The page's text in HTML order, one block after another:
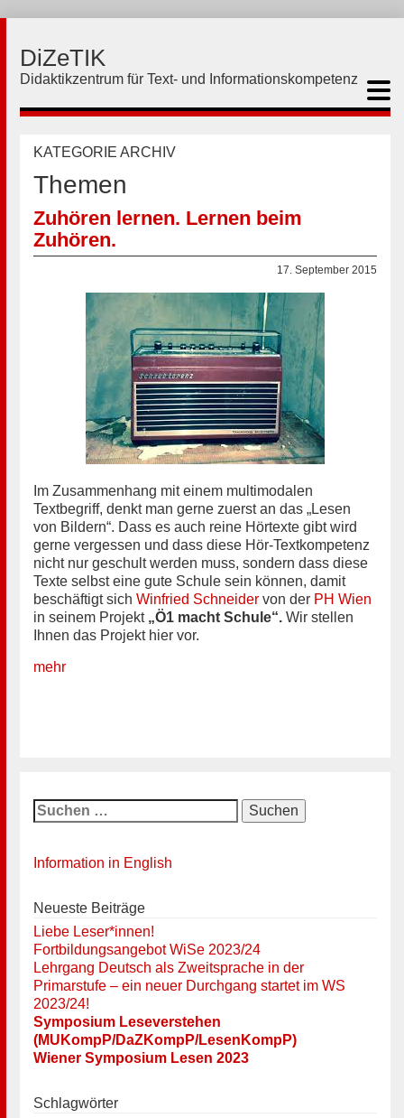
DiZeTIK
Didaktikzentrum für Text- und Informationskompetenz
KATEGORIE ARCHIV
Themen
Zuhören lernen. Lernen beim
Zuhören.
17. September 2015
Im Zusammenhang mit einem multimodalen
Textbegriff, denkt man gerne zuerst an das „Lesen
von Bildern“. Dass es auch reine Hörtexte gibt wird
gerne vergessen und dass diese Hör-Textkompetenz
nicht nur geschult werden muss, sondern dass diese
Texte selbst eine gute Schule sein können, damit
beschäftigt sich Winfried Schneider von der PH Wien
in seinem Projekt „Ö1 macht Schule“. Wir stellen
Ihnen das Projekt hier vor.
mehr
Suchen
nach:
Information in English
Neueste Beiträge
Liebe Leser*innen!
Fortbildungsangebot WiSe 2023/24
Lehrgang Deutsch als Zweitsprache in der
Primarstufe – ein neuer Durchgang startet im WS
2023/24!
Symposium Leseverstehen
(MUKompP/DaZKompP/LesenKompP)
Wiener Symposium Lesen 2023
Schlagwörter